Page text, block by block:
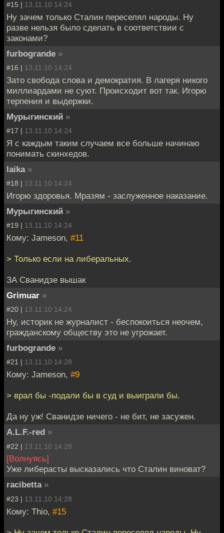
#15 | 13.11.10 14:24
Ну зачем только Сталин переселял народы. Ну
разве нельзя было сделать в соответствии с
законами?
furbogrande »
#16 | 13.11.10 14:24
Зато свобода слова и демократия. В лагеря никого
миллиардами не суют. Происходит вот так. Игорю
терпения и выдержки.
Мурыгинский »
#17 | 13.11.10 14:24
Я с каждым таким случаем все больше начинаю
понимать скинхедов.
laika »
#18 | 13.11.10 14:24
Игорю здоровья. Мразям - заслуженное наказание.
Мурыгинский »
#19 | 13.11.10 14:24
Кому: Jameson, #11
> Только если на либеральных.
ЗА Сванидзе вышак
Grimuar »
#20 | 13.11.10 14:24
Ну, историк не журналист - беспокоиться неочем,
гражданскому обществу это не угрожает.
furbogrande »
#21 | 13.11.10 14:28
Кому: Jameson, #9
> врал бы -подали бы в суд и выиграли бы.
Да ну уж! Сванидзе ничего - не бит, не засужен.
A.L.F.-red »
#22 | 13.11.10 14:28
[Волнуясь]
Уже либерасты высказались что Сталин виноват?
racibetta »
#23 | 13.11.10 14:28
Кому: Thio, #15